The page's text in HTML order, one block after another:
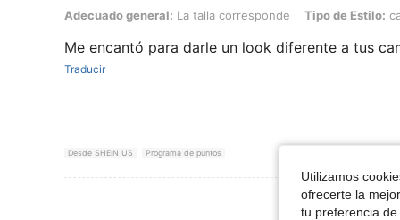
Adecuado general: La talla corresponde, Tipo de Estilo: cabeza de
Adecuado general: La talla corresponde Tipo de Estilo:
Me encantó para darle un look diferente a tus
Traducir
Desde SHEIN US Programa de puntos
Ver Más
Utilizamos
ofrecerte la
tu preferencia